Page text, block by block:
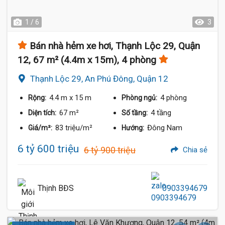
1 / 6 3
Bán nhà hẻm xe hơi, Thạnh Lộc 29, Quận
12, 67 m² (4.4m x 15m), 4 phòng
Thạnh Lộc 29, An Phú Đông, Quận 12
Rộng: 4.4 m x 15 m Phòng ngủ: 4 phòng
Diện tích: 67 m² Số tầng: 4 tầng
Giá/m²: 83 triệu/m² Hướng: Đông Nam
6 tỷ 600 triệu 6 tỷ 900 triệu Chia sẻ
Thịnh BĐS 0903394679